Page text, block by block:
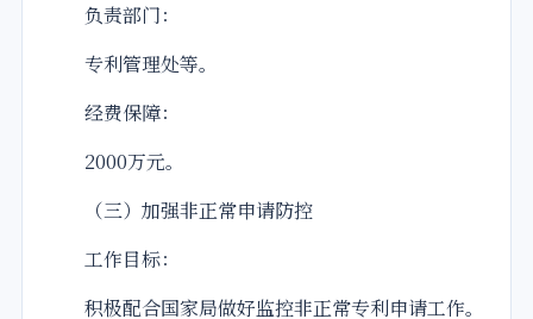
负责部门：
专利管理处等。
经费保障：
2000万元。
（三）加强非正常申请防控
工作目标：
积极配合国家局做好监控非正常专利申请工作。